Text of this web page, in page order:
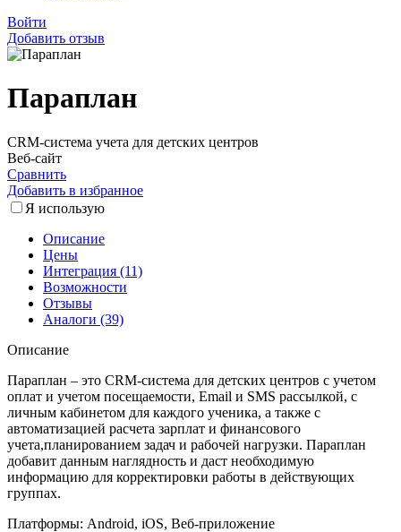
Войти
Добавить отзыв
Параплан
CRM-система учета для детских центров
Веб-сайт
Сравнить
Добавить в избранное
Я использую
Описание
Цены
Интеграция (11)
Возможности
Отзывы
Аналоги (39)
Описание
Параплан – это CRM-система для детских центров с учетом
оплат и учетом посещаемости, Email и SMS рассылкой, с
личным кабинетом для каждого ученика, а также с
автоматизацией расчета зарплат и финансового
учета,планированием задач и рабочей нагрузки. Параплан
добавит данным наглядность и даст необходимую
информацию для корректировки работы в действующих
группах.
Платформы: Android, iOS, Веб-приложение